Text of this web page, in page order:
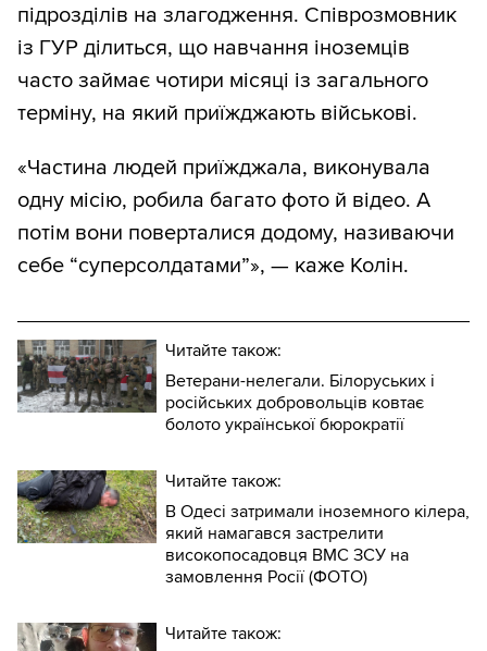
підрозділів на злагодження. Співрозмовник
із ГУР ділиться, що навчання іноземців
часто займає чотири місяці із загального
терміну, на який приїжджають військові.
«Частина людей приїжджала, виконувала
одну місію, робила багато фото й відео. А
потім вони поверталися додому, називаючи
себе “суперсолдатами”», — каже Колін.
Читайте також:
Ветерани-нелегали. Білоруських і
російських добровольців ковтає
болото української бюрократії
Читайте також:
В Одесі затримали іноземного кілера,
який намагався застрелити
високопосадовця ВМС ЗСУ на
замовлення Росії (ФОТО)
Читайте також: